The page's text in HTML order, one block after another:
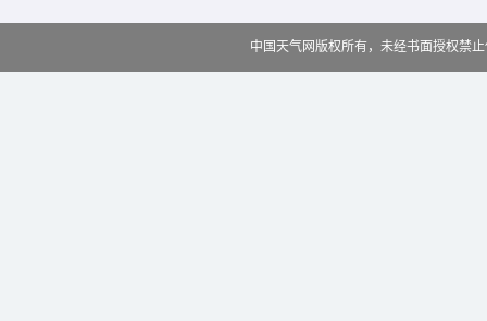
中国天气网版权所有，未经书面授权